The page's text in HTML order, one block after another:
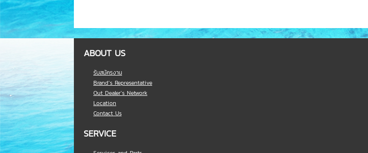
ABOUT US
รับสมัครงาน
Brand’s Representative
Out Dealer’s Network
Location
Contact Us
SERVICE